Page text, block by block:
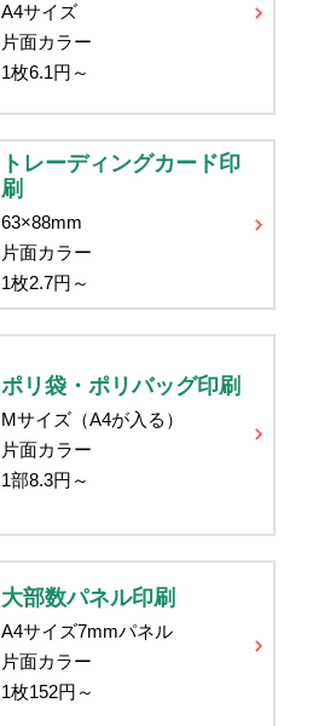
A4サイズ
片面カラー
1枚6.1円～
トレーディングカード印
刷
63×88mm
片面カラー
1枚2.7円～
ポリ袋・ポリバッグ印刷
Mサイズ（A4が入る）
片面カラー
1部8.3円～
大部数パネル印刷
A4サイズ7mmパネル
片面カラー
1枚152円～